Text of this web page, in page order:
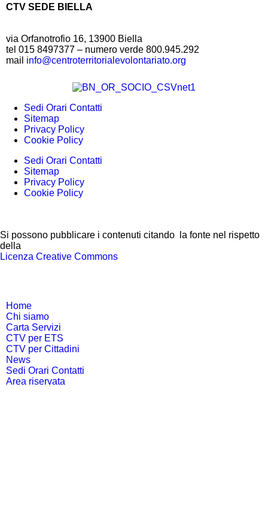
CTV SEDE BIELLA
via Orfanotrofio 16, 13900 Biella
tel 015 8497377 – numero verde 800.945.292
mail info@centroterritorialevolontariato.org
Sedi Orari Contatti
Sitemap
Privacy Policy
Cookie Policy
Sedi Orari Contatti
Sitemap
Privacy Policy
Cookie Policy
Si possono pubblicare i contenuti citando la fonte nel rispetto
della
Licenza Creative Commons
Home
Chi siamo
Carta Servizi
CTV per ETS
CTV per Cittadini
News
Sedi Orari Contatti
Area riservata